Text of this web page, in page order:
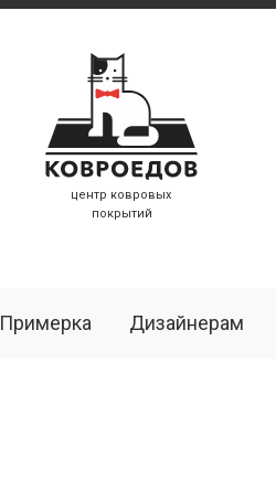
центр ковровых
покрытий
Примерка Дизайнерам